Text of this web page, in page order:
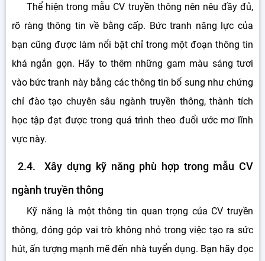
Thể hiện trong mẫu CV truyền thông nên nêu đầy đủ,
rõ ràng thông tin về bằng cấp. Bức tranh năng lực của
bạn cũng được làm nổi bật chỉ trong một đoạn thông tin
khá ngắn gọn. Hãy to thêm những gam màu sáng tươi
vào bức tranh này bằng các thông tin bổ sung như chứng
chỉ đào tạo chuyên sâu ngành truyền thông, thành tích
học tập đạt được trong quá trình theo đuổi ước mơ lĩnh
vực này.
2.4. Xây dựng kỹ năng phù hợp trong mẫu CV
ngành truyền thông
Kỹ năng là một thông tin quan trọng của CV truyền
thông, đóng góp vai trò không nhỏ trong việc tạo ra sức
hút, ấn tượng mạnh mẽ đến nhà tuyển dụng. Bạn hãy đọc